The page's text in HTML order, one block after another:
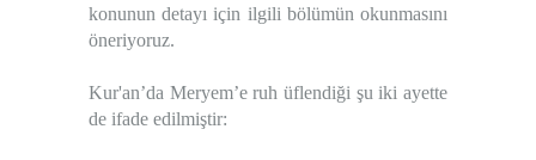
konunun detayı için ilgili bölümün okunmasını
öneriyoruz.
Kur'an’da Meryem’e ruh üflendiği şu iki ayette
de ifade edilmiştir: